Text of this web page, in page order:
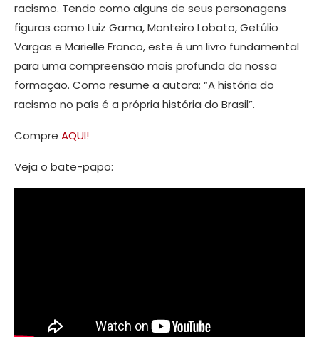
racismo. Tendo como alguns de seus personagens
figuras como Luiz Gama, Monteiro Lobato, Getúlio
Vargas e Marielle Franco, este é um livro fundamental
para uma compreensão mais profunda da nossa
formação. Como resume a autora: “A história do
racismo no país é a própria história do Brasil”.
Compre AQUI!
Veja o bate-papo: